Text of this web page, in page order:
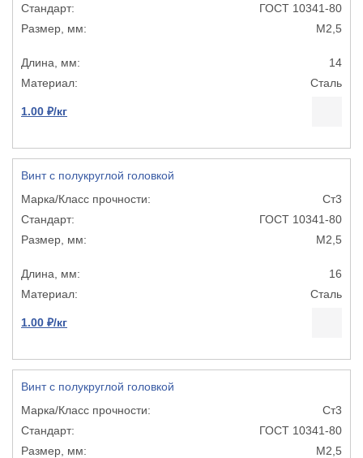
ГОСТ 10341-80
М2,5
14
Сталь
1.00 ₽/кг
Винт с полукруглой головкой
Ст3
ГОСТ 10341-80
М2,5
16
Сталь
1.00 ₽/кг
Винт с полукруглой головкой
Ст3
ГОСТ 10341-80
М2,5